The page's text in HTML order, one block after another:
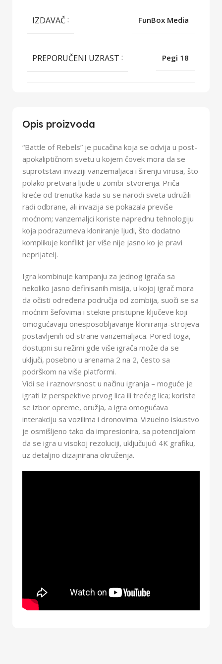
Opis proizvoda
“Battle of Rebels” je pucačina koja se odvija u post-
apokaliptičnom svetu u kojem čovek mora da se
suprotstavi invaziji vanzemaljaca i širenju virusa, što
polako pretvara ljude u zombi-stvorenja. Priča
kreće od trenutka kada su se narodi sveta udružili
radi odbrane, ali invazija se pokazala previše
moćnom; vanzemaljci koriste naprednu tehnologiju
koja podrazumeva kloniranje ljudi, što dodatno
komplikuje konflikt jer više nije jasno ko je pravi
neprijatelj.
Igra kombinuje kampanju za jednog igrača sa
nekoliko jasno definisanih misija, u kojoj igrač mora
da očisti određena područja od zombija, suoči se sa
moćnim šefovima i stekne pristupne ključeve koji
omogućavaju onesposobljavanje kloniranja-strojeva
postavljenih od strane vanzemaljaca. Pored toga,
dostupni su režimi gde više igrača može da se
uključi, posebno u arenama 2 na 2, često sa
podrškom na više platformi.
Vidi se i raznovrsnost u načinu igranja – moguće je
igrati iz perspektive prvog lica ili trećeg lica; koriste
se izbor opreme, oružja, a igra omogućava
interakciju sa vozilima i dronovima. Vizuelno iskustvo
je osmišljeno tako da impresionira, sa potencijalom
da se igra u visokoj rezoluciji, uključujući 4K grafiku,
uz detaljno dizajnirana okruženja.
IZDAVAČ FunBox Media
PREPORUČENI UZRAST Pegi 18